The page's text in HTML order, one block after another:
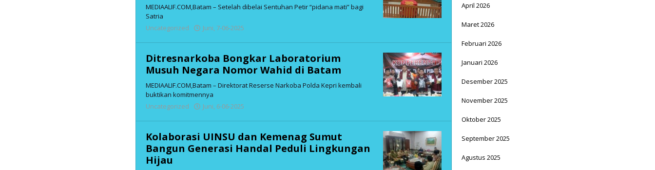
MEDIAALIF.COM,Batam – Setelah dibelai Sentuhan Petir “pidana mati” bagi
Satria
Uncategorized
Juni, 7-06-2025
Ditresnarkoba Bongkar Laboratorium
Musuh Negara Nomor Wahid di Batam
MEDIAALIF.COM,Batam – Direktorat Reserse Narkoba Polda Kepri kembali
buktikan komitmennya
Uncategorized
Juni, 6-06-2025
Kolaborasi UINSU dan Kemenag Sumut
Bangun Generasi Handal Peduli Lingkungan
Hijau
April 2026
Maret 2026
Februari 2026
Januari 2026
Desember 2025
November 2025
Oktober 2025
September 2025
Agustus 2025